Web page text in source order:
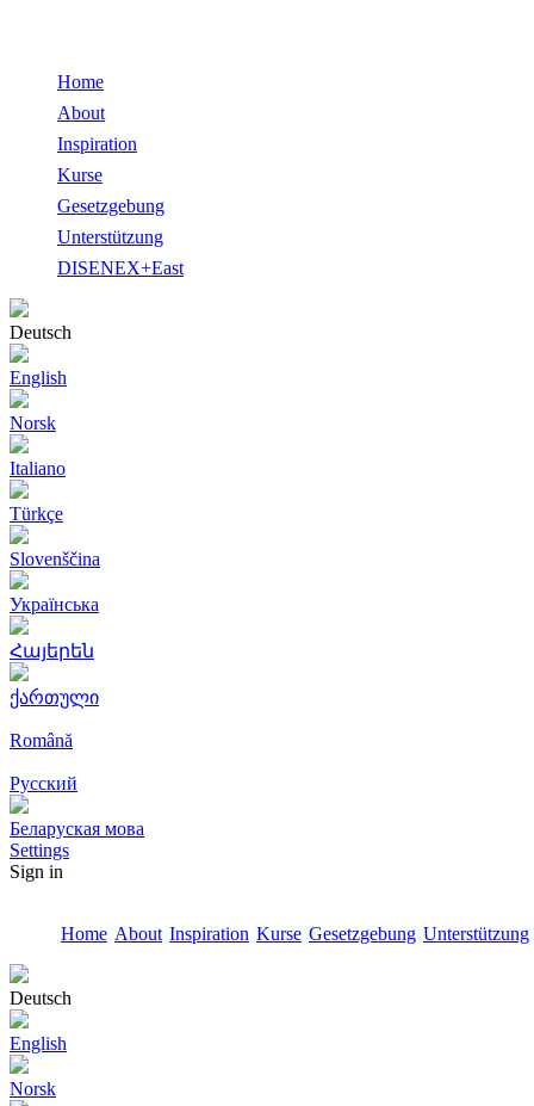
Home
About
Inspiration
Kurse
Gesetzgebung
Unterstützung
DISENEX+East
Deutsch
English
Norsk
Italiano
Türkçe
Slovenščina
Українська
Հայերեն
ქართული
Română
Русский
Беларуская мова
Settings
Sign in
Home About Inspiration Kurse Gesetzgebung Unterstützung
Deutsch
English
Norsk